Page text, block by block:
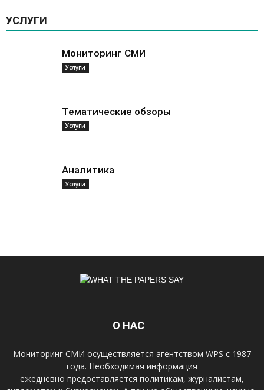
УСЛУГИ
Мониторинг СМИ
Услуги
Тематические обзоры
Услуги
Аналитика
Услуги
О НАС
Мониторинг СМИ осуществляется агентством WPS с 1987
года. Необходимая информация
ежедневно предоставляется политикам, журналистам,